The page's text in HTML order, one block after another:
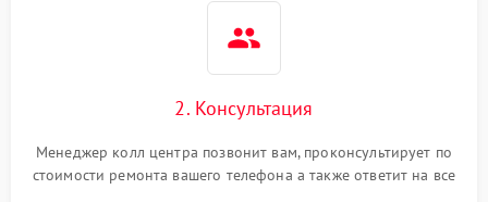
2. Консультация
Менеджер колл центра позвонит вам, проконсультирует по
стоимости ремонта вашего телефона а также ответит на все